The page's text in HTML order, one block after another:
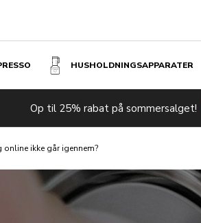
HUSHOLDNINGS­APPARATER
Op til 25% rabat på sommersalget!
ikke går igennem?